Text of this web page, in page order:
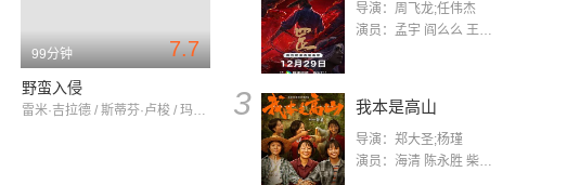
导演：周飞龙;任伟杰
演员：孟宇 阎么么 王凯 郭政建 阎萌萌 杨默 高枫 齐斯伽 刘芊含 马程
3 我本是高山
导演：郑大圣;杨瑾
演员：海清 陈永胜 柴烨 王玥婷 万国鹏 美朵达瓦 赵瑞婷 罗解艳 郭莉娜 潘家艳
7.7
99分钟
野蛮入侵
雷米·吉拉德 / 斯蒂芬·卢梭 / 玛丽-乔西·克罗兹